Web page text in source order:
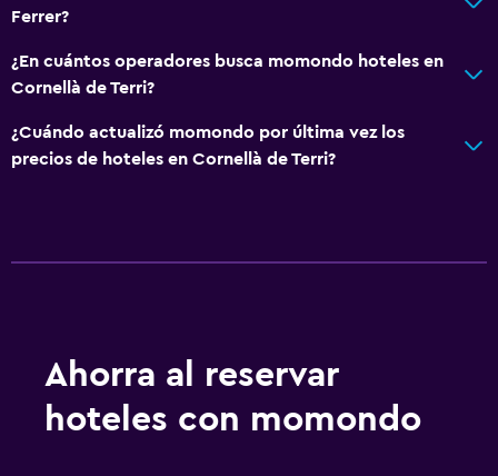
Tina de baño
Aseo
Baño privado
Servicio de habitaciones
Acceso con llave
Ferrer?
¿En cuántos operadores busca momondo hoteles en
Cornellà de Terri?
¿Cuándo actualizó momondo por última vez los
precios de hoteles en Cornellà de Terri?
Ahorra al reservar
hoteles con momondo